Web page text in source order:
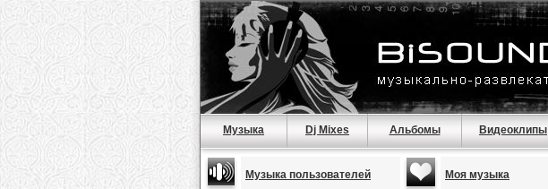
Музыка Dj Mixes Альбомы Видеоклипы
Музыка пользователей Моя музыка